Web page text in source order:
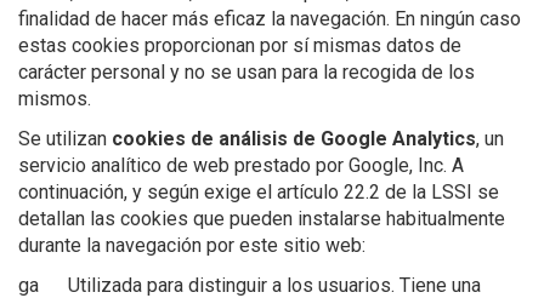
finalidad de hacer más eficaz la navegación. En ningún caso
estas cookies proporcionan por sí mismas datos de
carácter personal y no se usan para la recogida de los
mismos.
Se utilizan cookies de análisis de Google Analytics, un
servicio analítico de web prestado por Google, Inc. A
continuación, y según exige el artículo 22.2 de la LSSI se
detallan las cookies que pueden instalarse habitualmente
durante la navegación por este sitio web:
ga Utilizada para distinguir a los usuarios. Tiene una